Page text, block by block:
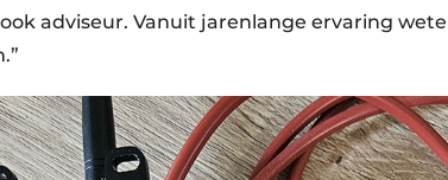
adviseur. Vanuit jarenlange ervaring